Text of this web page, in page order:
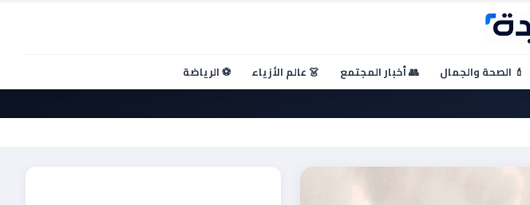
💄 الصحة والجمال 👥 أخبار المجتمع 👗 عالم الأزياء ⚽ الرياضة